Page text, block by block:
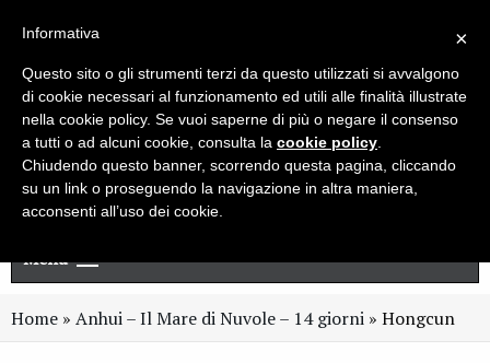
Newsletter
Menu
Home » Anhui – Il Mare di Nuvole – 14 giorni » Hongcun
×
Informativa
Questo sito o gli strumenti terzi da questo utilizzati si avvalgono
di cookie necessari al funzionamento ed utili alle finalità illustrate
nella cookie policy. Se vuoi saperne di più o negare il consenso
a tutti o ad alcuni cookie, consulta la cookie policy
Chiudendo questo banner, scorrendo questa pagina, cliccando
su un link o proseguendo la navigazione in altra maniera,
acconsenti all’uso dei cookie.